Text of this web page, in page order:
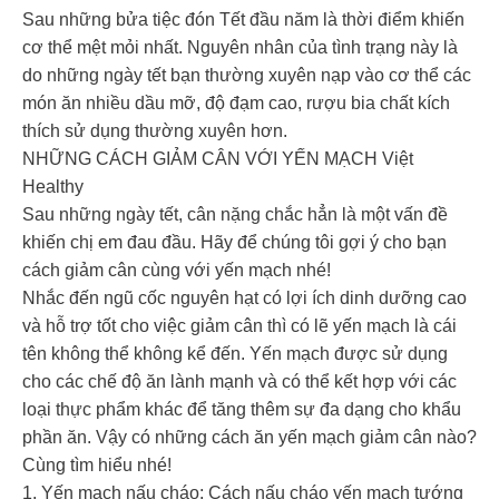
Sau những bửa tiệc đón Tết đầu năm là thời điểm khiến
cơ thể mệt mỏi nhất. Nguyên nhân của tình trạng này là
do những ngày tết bạn thường xuyên nạp vào cơ thể các
món ăn nhiều dầu mỡ, độ đạm cao, rượu bia chất kích
thích sử dụng thường xuyên hơn.
NHỮNG CÁCH GIẢM CÂN VỚI YẾN MẠCH Việt
Healthy
Sau những ngày tết, cân nặng chắc hẳn là một vấn đề
khiến chị em đau đầu. Hãy để chúng tôi gợi ý cho bạn
cách giảm cân cùng với yến mạch nhé!
Nhắc đến ngũ cốc nguyên hạt có lợi ích dinh dưỡng cao
và hỗ trợ tốt cho việc giảm cân thì có lẽ yến mạch là cái
tên không thể không kể đến. Yến mạch được sử dụng
cho các chế độ ăn lành mạnh và có thể kết hợp với các
loại thực phẩm khác để tăng thêm sự đa dạng cho khẩu
phần ăn. Vậy có những cách ăn yến mạch giảm cân nào?
Cùng tìm hiểu nhé!
1. Yến mạch nấu cháo: Cách nấu cháo yến mạch tướng